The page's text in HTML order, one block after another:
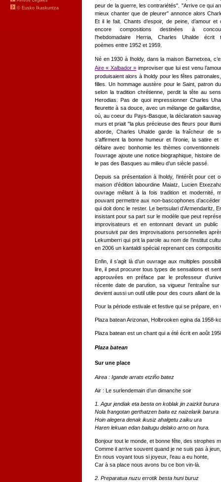
peur de la guerre, les contrariétés". "Arrive ce qui
mieux chanter que de pleurer" annonce alors
Et il le fait. Chants d’espoir, de peine, d’amour et
encore compositions destinées à
l’hebdomadaire Herria, Charles Uhalde écrit
poèmes entre 1952 et 1959.
Né en 1930 à Iholdy, dans la maison Barnetxea,
Aire « Xalbador » improviser que lui est venu
produisaient alors à Iholdy pour les fêtes
filles. Un hommage austère pour le Saint, patron
selon la tradition chrétienne, perdit la tête au
Herodias. Pas de quoi impressionner Charles
fleurette à sa douce, avec un mélange de
où, au coeur du Pays-Basque, la déclaration
murs et priait "la plus précieuse des fleurs pour
aborde, Charles Uhalde garde la fraîcheur de
s’affirment la bonne humeur et l’ironie, la satire
défaire avec bonhomie les thèmes
l’ouvrage ajoute une notice biographique, histoire
le pas des Basques au milieu d’un siècle passé.
Depuis sa présentation à Iholdy, l’intérêt pour cet
maison d’édition labourdine Maiatz, Lucien
ouvrage mêlant à la fois tradition et modernité,
pouvant permettre aux non-bascophones
qui doit donc le rester. Le bertsulari d’Armendaritz,
insistant pour sa part sur le modèle que peut
improvisateurs et en entonnant devant un
poursuivit par des improvisations personnelles
Lekumberri qui prit la parole au nom de l’institut
en 2006 un kantaldi spécial reprenant ces
Enfin, il s’agit là d’un ouvrage aux multiples
lire, il peut procurer tous types de sensations et
approuvées en préface par le professeur
récente date de parution, sa vigueur l’entraîne
devient aussi un outil utile pour des cours allant de la
Pour la période estivale et festive qui se prépare, en
Plaza batean Arizonan, Holbrooken egina da 1958-
Plaza batean est un chant qui a été écrit en août
Plaza batean
Sur une place
Airea : Igande arrats etziño batez
Air : Le surlendemain d’un dimanche soir
1. Agur jendiak eta besta on koblak jin zaizkit burura
Nola frangotan gerthatzen baita ez naizelarik barura
Hoin alegera denak ikusiz ahalgetu zaiku ura
Haren lekuan edan baitugu delako arno on hura.
Bonjour tout le monde, et bonne fête, des strophes
Comme il arrive souvent quand je ne suis pas à jeun,
En nous voyant tous si joyeux, l’eau a eu honte,
Car à sa place nous avons bu ce bon vin-là.
2. Preparatua nuzu errotik besta huni buruz